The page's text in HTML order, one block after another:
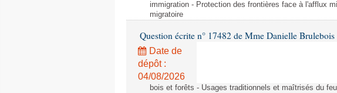
immigration - Protection des frontières face à l'afflux
migratoire
Question écrite n° 17482 de Mme Danielle Brulebois
Date de
dépôt :
04/08/2026
bois et forêts - Usages traditionnels et maîtrisés du